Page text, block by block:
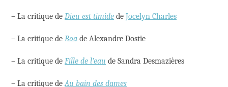
– La critique de Dieu est timide de Jocelyn Charles
– La critique de Boa de Alexandre Dostie
– La critique de Fille de l’eau de Sandra Desmazières
– La critique deAu bain des dames